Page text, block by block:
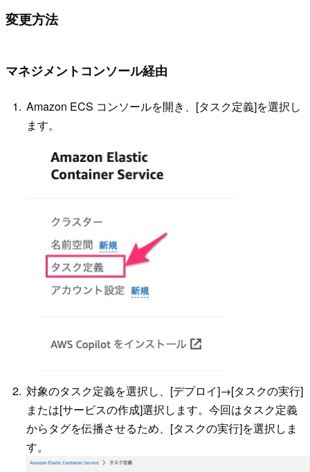
変更方法
マネジメントコンソール経由
Amazon ECS コンソールを開き、[タスク定義]を選択し
ます。
対象のタスク定義を選択し、[デプロイ]→[タスクの実行]
または[サービスの作成]選択します。今回はタスク定義
からタグを伝播させるため、[タスクの実行]を選択しま
す。